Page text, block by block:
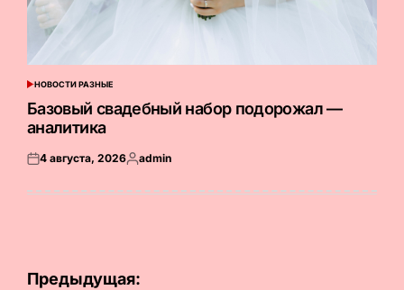
ОПУБЛИКОВАНО
В
НОВОСТИ РАЗНЫЕ
Базовый свадебный набор подорожал —
аналитика
Опубликовано
4 августа, 2026Запись
admin
Навигация
Предыдущая: